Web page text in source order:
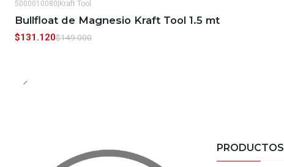
-12% OFF
5000010080|Kraft Tool
Bullfloat de Magnesio Kraft Tool 1.5 mt
$131.120$149.000
PRODUCTOS